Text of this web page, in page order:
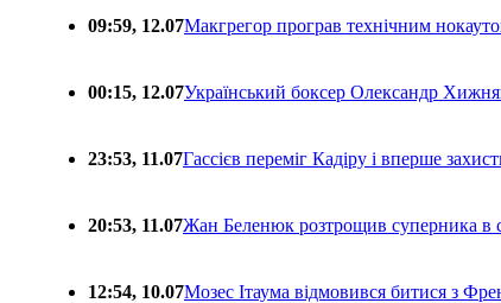
09:59, 12.07Макгрегор програв технічним
00:15, 12.07Український боксер Олександр
23:53, 11.07Гассієв переміг Кадіру і вперше
20:53, 11.07Жан Беленюк розтрощив суперника
12:54, 10.07Мозес Ітаума відмовився битися з